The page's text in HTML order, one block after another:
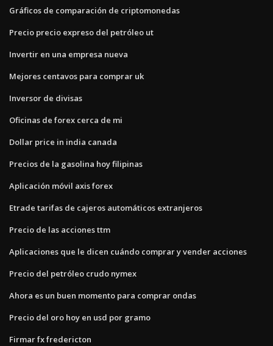
Gráficos de comparación de criptomonedas
Precio precio expreso del petróleo ut
Invertir en una empresa nueva
Mejores centavos para comprar uk
Inversor de divisas
Oficinas de forex cerca de mi
Dollar price in india canada
Precios de la gasolina hoy filipinas
Aplicación móvil axis forex
Etrade tarifas de cajeros automáticos extranjeros
Precio de las acciones ttm
Aplicaciones que le dicen cuándo comprar y vender acciones
Precio del petróleo crudo nymex
Ahora es un buen momento para comprar ondas
Precio del oro hoy en usd por gramo
Firmar fx fredericton